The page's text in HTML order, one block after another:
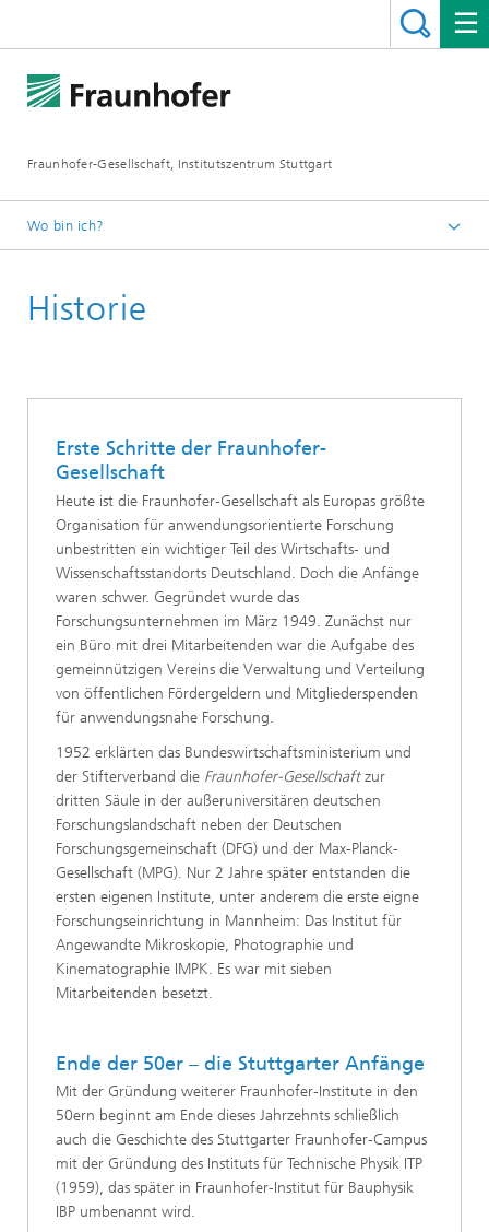
Fraunhofer-Gesellschaft, Institutszentrum Stuttgart
Wo bin ich?
Über uns
Historie
Erste Schritte der Fraunhofer-
Gesellschaft
Heute ist die Fraunhofer-Gesellschaft als Europas größte
Organisation für anwendungsorientierte Forschung
unbestritten ein wichtiger Teil des Wirtschafts- und
Wissenschaftsstandorts Deutschland. Doch die Anfänge
waren schwer. Gegründet wurde das
Forschungsunternehmen im März 1949. Zunächst nur
ein Büro mit drei Mitarbeitenden war die Aufgabe des
gemeinnützigen Vereins die Verwaltung und Verteilung
von öffentlichen Fördergeldern und Mitgliederspenden
für anwendungsnahe Forschung.
1952 erklärten das Bundeswirtschaftsministerium und
der Stifterverband die Fraunhofer-Gesellschaftzur
dritten Säule in der außeruniversitären deutschen
Forschungslandschaft neben der Deutschen
Forschungsgemeinschaft (DFG) und der Max-Planck-
Gesellschaft (MPG). Nur 2 Jahre später entstanden die
ersten eigenen Institute, unter anderem die erste eigne
Forschungseinrichtung in Mannheim: Das Institut für
Angewandte Mikroskopie, Photographie und
Kinematographie IMPK. Es war mit sieben
Mitarbeitenden besetzt.
Ende der 50er – die Stuttgarter Anfänge
Mit der Gründung weiterer Fraunhofer-Institute in den
50ern beginnt am Ende dieses Jahrzehnts schließlich
auch die Geschichte des Stuttgarter Fraunhofer-Campus
mit der Gründung des Instituts für Technische Physik ITP
(1959), das später in Fraunhofer-Institut für Bauphysik
IBP umbenannt wird.